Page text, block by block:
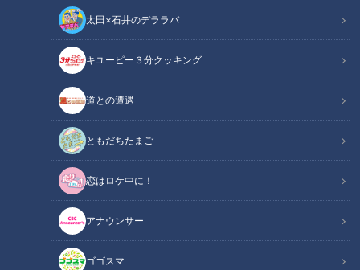
太田×石井のデララバ
キユーピー３分クッキング
道との遭遇
ともだちたまご
恋はロケ中に！
アナウンサー
ゴゴスマ
2023年3月18日放送
誰でも簡単に本場の味！志
摩スペイン村シェフ直伝
ミックスパエリャの作り方
特別番組
水谷千重子の爆笑珍道中～志
摩スペイン村でバカ言ってる
SP～
2023/03/18 17:00
おでかけ